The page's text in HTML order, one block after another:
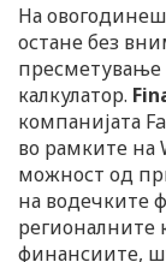
На
остане без
калкулатор.
компанијата
во рамките на
можност од
на водечките
регионалните
финансиите,